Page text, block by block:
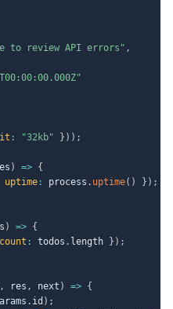
to review API errors" ,
: "32kb" } ) ) ;
) => {
uptime : process . uptime( ) } ) ;
) => {
count : todos . length } ) ;
, res , next ) => {
. id ) ;